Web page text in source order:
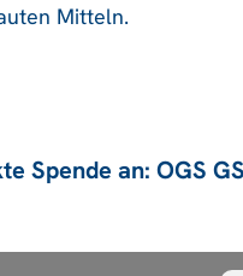
Mitteln.
Spende an: OGS